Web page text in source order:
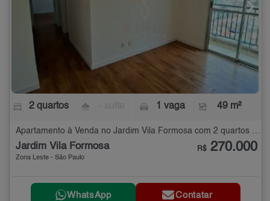
2 quartos 1 vaga 49 m²
Apartamento à Venda no Jardim Vila Formosa com 2 quartos - 49 m²
Jardim Vila Formosa
Zona Leste - São Paulo
R$ 270.000
WhatsApp Contatar